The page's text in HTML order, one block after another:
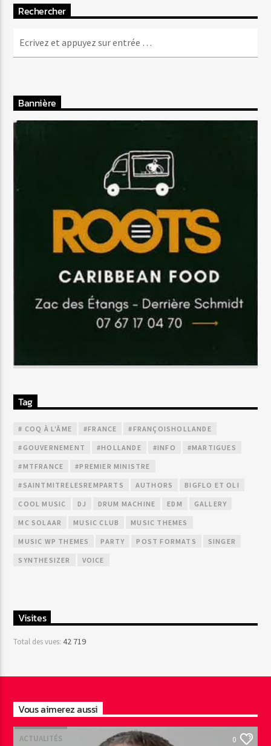
Rechercher
Bannière
Tag
# COQ À L'ÂME #FRANCE #FRANÇOISHOLLANDE
#GOUVERNEMENT #HOLLANDE #INFO #MARTIGUES
#MTFRANCE #PREMIER MINISTRE
#SAINTMITRELESREMPARTS AUTHORS BIGFLO ET OLI
COOL MUSIC DJ DRUM MACHINE EDM GALLERY
MC SOLAAR MUSIC CLUB MUSIC THEMES
MUSIC WP THEMES PARTY POST FORMATS SINGER
SYNTHESIZER VOICE
Visites
Total des vues:42 719
Vous aimerez aussi
ACTUALITÉS 0